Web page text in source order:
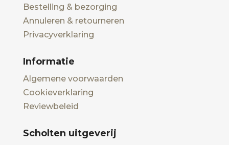
Bestelling & bezorging
Annuleren & retourneren
Privacyverklaring
Informatie
Algemene voorwaarden
Cookieverklaring
Reviewbeleid
Scholten uitgeverij